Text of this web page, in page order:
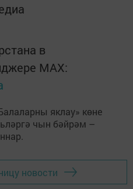
в
MАХ:
новости